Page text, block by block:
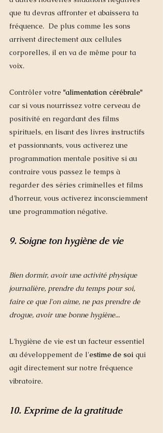
que tu devras affronter et abaissera ta
fréquence.  De plus comme les sons
arrivent directement aux cellules
corporelles, il en va de même pour ta
voix.
Contrôler votre "alimentation cérébrale"
car si vous nourrissez votre cerveau de
positivité en regardant des films
spirituels, en lisant des livres instructifs
et passionnants, vous activerez une
programmation mentale positive si au
contraire vous passez le temps à
regarder des séries criminelles et films
d'horreur, vous activerez inconsciemment
une programmation négative.
9. Soigne ton hygiène de vie
Bien dormir, avoir une activité physique
journalière, prendre du temps pour soi,
faire ce que l'on aime, ne pas prendre de
drogue, avoir une bonne hygiène...
L'hygiène de vie est un facteur essentiel
au développement de l'estime de soi qui
agit directement sur notre fréquence
vibratoire.
10. Exprime de la gratitude